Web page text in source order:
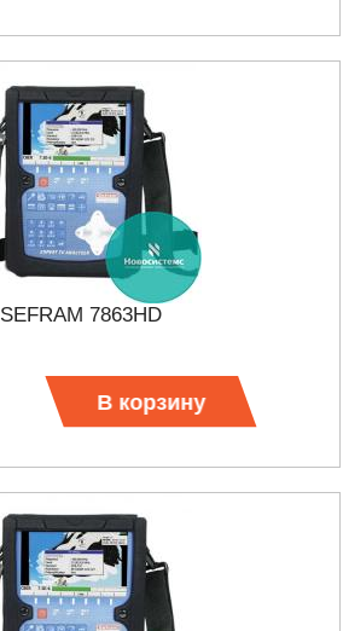
SEFRAM 7863HD
В корзину